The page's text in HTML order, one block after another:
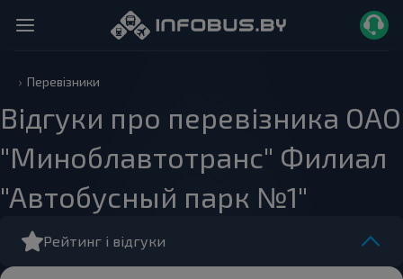
Перевізники
Відгуки про перевізника ОАО
"Миноблавтотранс" Филиал
"Автобусный парк №1"
Рейтинг і відгуки